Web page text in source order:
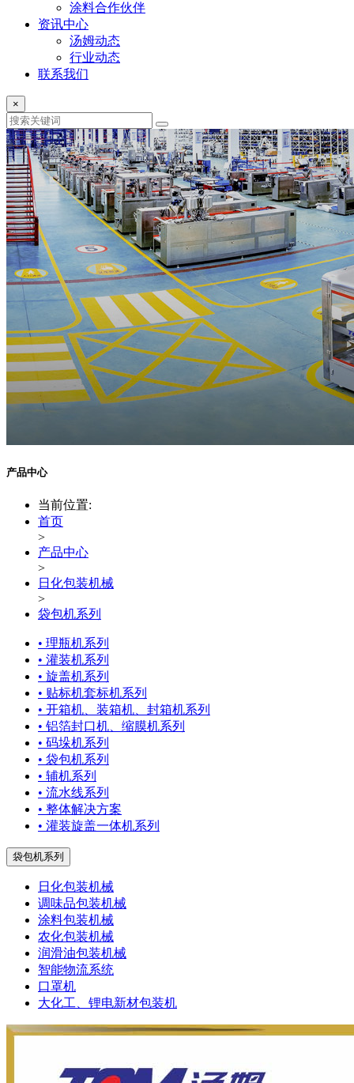
涂料合作伙伴
资讯中心
汤姆动态
行业动态
联系我们
×
产品中心
当前位置:
首页
>
产品中心
>
日化包装机械
>
袋包机系列
• 理瓶机系列
• 灌装机系列
• 旋盖机系列
• 贴标机套标机系列
• 开箱机、装箱机、封箱机系列
• 铝箔封口机、缩膜机系列
• 码垛机系列
• 袋包机系列
• 辅机系列
• 流水线系列
• 整体解决方案
• 灌装旋盖一体机系列
袋包机系列
日化包装机械
调味品包装机械
涂料包装机械
农化包装机械
润滑油包装机械
智能物流系统
口罩机
大化工、锂电新材包装机